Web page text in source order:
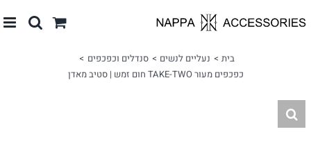
לתוכן
בית נעליים לנשים
סנדלים וכפכפים
כפכפים מעור TAKE-TWO חום זמש | סטיב מאדן